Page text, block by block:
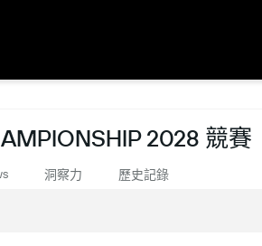
2028 競賽
洞察力 歷史記錄